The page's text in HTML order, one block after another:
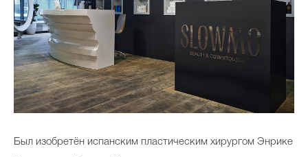
Был изобретён испанским пластическим хирургом Энрике